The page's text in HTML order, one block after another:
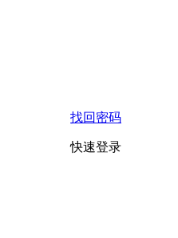
找回密码
快速登录